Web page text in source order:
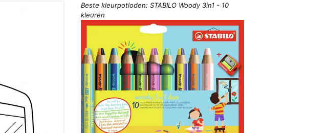
Beste kleurpotloden: STABILO Woody 3in1 - 10
kleuren